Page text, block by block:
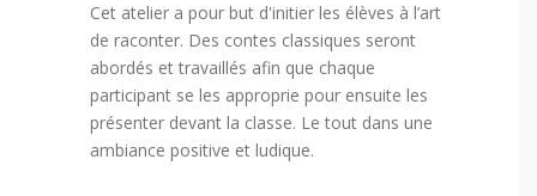
Cet atelier a pour but d'initier les élèves à l’art
de raconter. Des contes classiques seront
abordés et travaillés afin que chaque
participant se les approprie pour ensuite les
présenter devant la classe. Le tout dans une
ambiance positive et ludique.